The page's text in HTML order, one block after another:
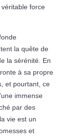
force
la quête de
la sérénité. En
à sa propre
et pourtant, ce
immense
par des
vie est un
et